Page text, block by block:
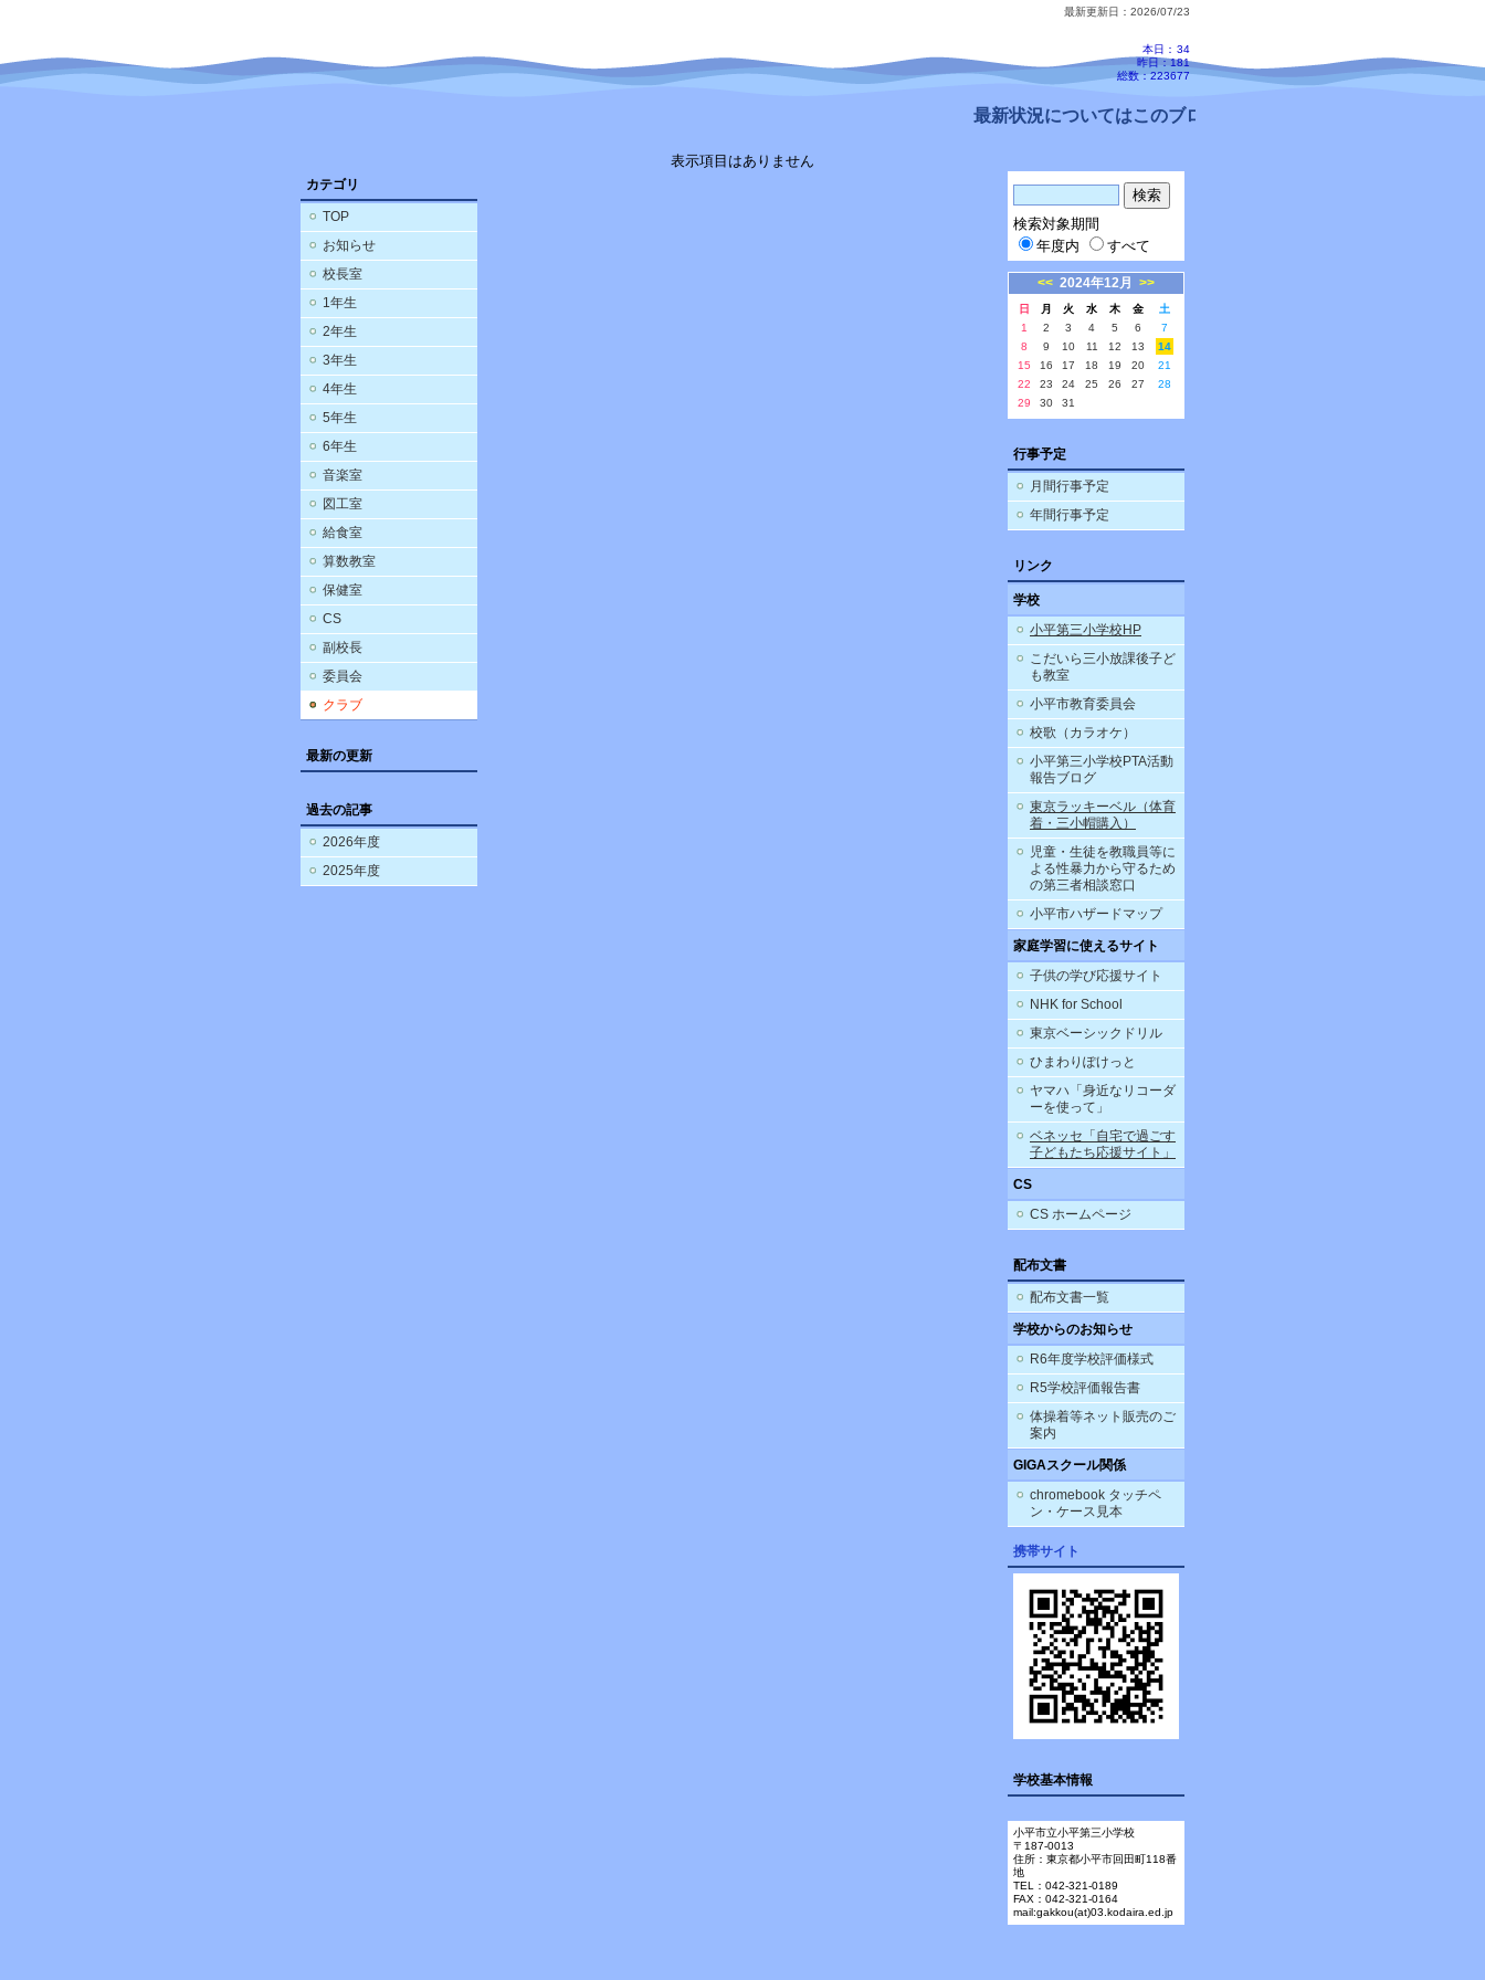
最新更新日：2026/07/23
本日： 34
昨日：181
総数：223677
最新状況についてはこのブログ、配信メールをご確認ください。
カテゴリ
TOP
お知らせ
校長室
1年生
2年生
3年生
4年生
5年生
6年生
音楽室
図工室
給食室
算数教室
保健室
CS
副校長
委員会
クラブ
最新の更新
過去の記事
2026年度
2025年度
表示項目はありません
検索対象期間
年度内
すべて
<< 2024年12月 >>
日 月 火 水 木 金
土
1
2 3 4 5 6
7
8
9 10 11 12 13
14
15
16 17 18 19 20
21
22
23 24 25 26 27
28
29
30 31
行事予定
月間行事予定
年間行事予定
リンク
学校
小平第三小学校HP
こだいら三小放課後子ど
も教室
小平市教育委員会
校歌（カラオケ）
小平第三小学校PTA活動
報告ブログ
東京ラッキーベル（体育
着・三小帽購入）
児童・生徒を教職員等に
よる性暴力から守るため
の第三者相談窓口
小平市ハザードマップ
家庭学習に使えるサイト
子供の学び応援サイト
NHK for School
東京ベーシックドリル
ひまわりぽけっと
ヤマハ「身近なリコーダ
ーを使って」
ベネッセ「自宅で過ごす
子どもたち応援サイト」
CS
CS ホームページ
配布文書
配布文書一覧
学校からのお知らせ
R6年度学校評価様式
R5学校評価報告書
体操着等ネット販売のご
案内
GIGAスクール関係
chromebook タッチペ
ン・ケース見本
携帯サイト
学校基本情報
小平市立小平第三小学校
〒187-0013
住所：東京都小平市回田町118番
地
TEL：042-321-0189
FAX：042-321-0164
mail:gakkou(at)03.kodaira.ed.jp